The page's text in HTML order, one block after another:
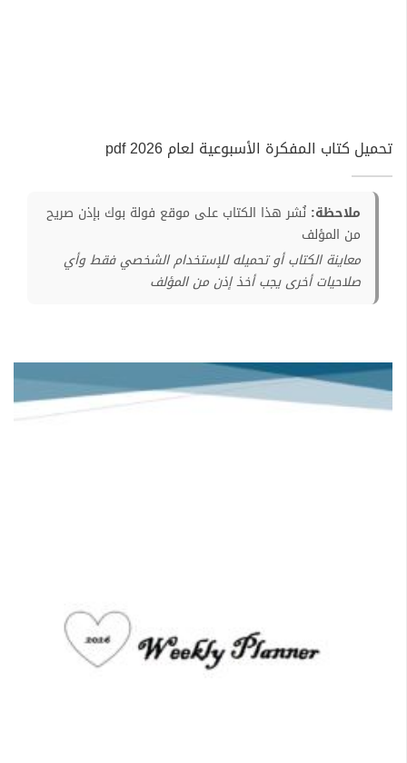
تحميل كتاب المفكرة الأسبوعية لعام 2026 pdf
ملاحظة: نُشر هذا الكتاب على موقع فولة بوك بإذن صريح
من المؤلف
معاينة الكتاب أو تحميله للإستخدام الشخصي فقط وأي
صلاحيات أخرى يجب أخذ إذن من المؤلف